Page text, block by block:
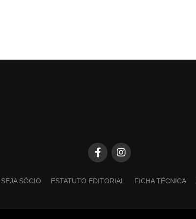
SEJA SÓCIO ESTATUTO EDITORIAL FICHA TÉCNICA